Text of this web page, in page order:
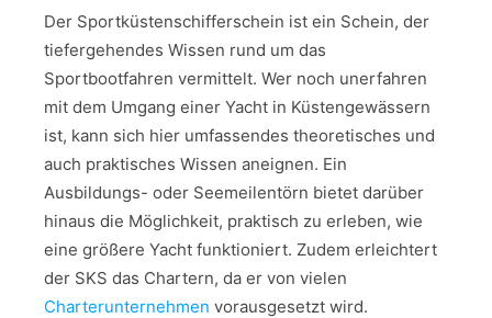
Der Sportküstenschifferschein ist ein Schein, der
tiefergehendes Wissen rund um das
Sportbootfahren vermittelt. Wer noch unerfahren
mit dem Umgang einer Yacht in Küstengewässern
ist, kann sich hier umfassendes theoretisches und
auch praktisches Wissen aneignen. Ein
Ausbildungs- oder Seemeilentörn bietet darüber
hinaus die Möglichkeit, praktisch zu erleben, wie
eine größere Yacht funktioniert. Zudem erleichtert
der SKS das Chartern, da er von vielen
Charterunternehmen vorausgesetzt wird.